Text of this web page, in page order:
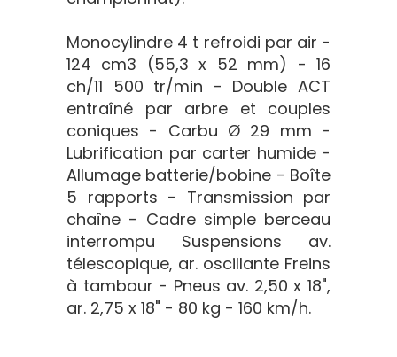
Monocylindre 4 t refroidi par air -
124 cm3 (55,3 x 52 mm) - 16
ch/11 500 tr/min - Double ACT
entraîné par arbre et couples
coniques - Carbu Ø 29 mm -
Lubrification par carter humide -
Allumage batterie/bobine - Boîte
5 rapports - Transmission par
chaîne - Cadre simple berceau
interrompu Suspensions av.
télescopique, ar. oscillante Freins
à tambour - Pneus av. 2,50 x 18",
ar. 2,75 x 18" - 80 kg - 160 km/h.